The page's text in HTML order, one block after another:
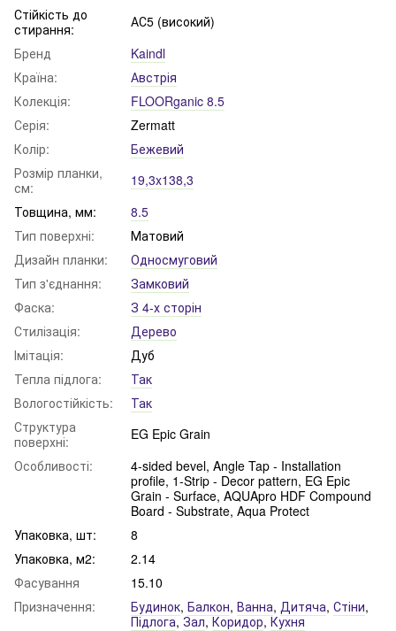
Стійкість до
стирання:
АС5 (високий)
Бренд
Kaindl
Країна:
Австрія
Колекція:
FLOORganic 8.5
Серія:
Zermatt
Колір:
Бежевий
Розмір планки,
см:
19,3x138,3
Товщина, мм:
8.5
Тип поверхні:
Матовий
Дизайн планки:
Односмуговий
Тип з'єднання:
Замковий
Фаска:
З 4-х сторін
Стилізація:
Дерево
Імітація:
Дуб
Тепла підлога:
Так
Вологостійкість:
Так
Структура
поверхні:
EG Epic Grain
Особливості:
4-sided bevel, Angle Tap - Installation
profile, 1-Strip - Decor pattern, EG Epic
Grain - Surface, AQUApro HDF Compound
Board - Substrate, Aqua Protect
Упаковка, шт:
8
Упаковка, м2:
2.14
Фасування
15.10
Призначення:
Будинок, Балкон, Ванна, Дитяча, Стіни,
Підлога,Зал,Коридор,Кухня